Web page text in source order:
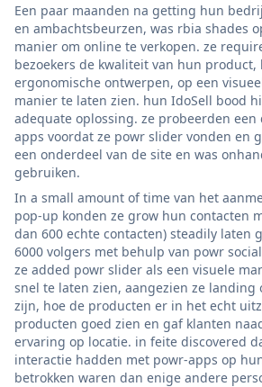
Een paar maanden na getting hun
en ambachtsbeurzen, was rbia shades
manier om online te verkopen. ze
bezoekers de kwaliteit van hun
ergonomische ontwerpen, op een
manier te laten zien. hun IdoSell bood
adequate oplossing. ze probeerden
apps voordat ze powr slider vonden en
een onderdeel van de site en was
gebruiken.
In a small amount of time van het
pop-up konden ze grow hun contacten
dan 600 echte contacten) steadily laten
6000 volgers met behulp van powr
ze added powr slider als een visuele
snel te laten zien, aangezien ze landing
zijn, hoe de producten er in het echt
producten goed zien en gaf klanten
ervaring op locatie. in feite discovered
interactie hadden met powr-apps op
betrokken waren dan enige andere